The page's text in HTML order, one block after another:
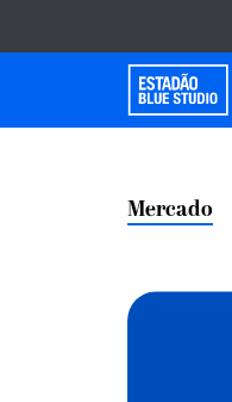
Mercado